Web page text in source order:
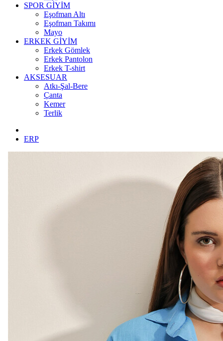
SPOR GİYİM
Eşofman Altı
Eşofman Takımı
Mayo
ERKEK GİYİM
Erkek Gömlek
Erkek Pantolon
Erkek T-shirt
AKSESUAR
Atkı-Şal-Bere
Çanta
Kemer
Terlik
ERP